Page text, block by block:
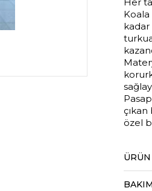
Koala
kadar
özel